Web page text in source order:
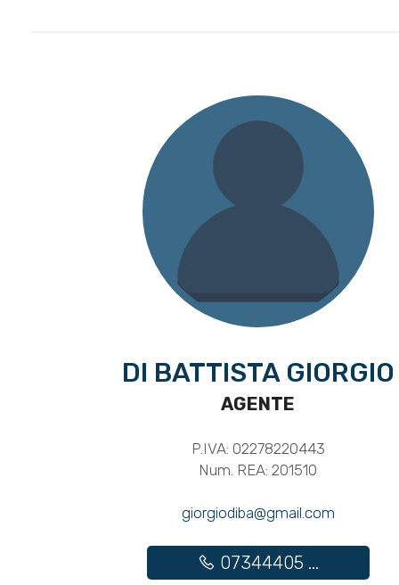
DI BATTISTA GIORGIO
AGENTE
P.IVA: 02278220443
Num. REA: 201510
giorgiodiba@gmail.com
07344405 ...